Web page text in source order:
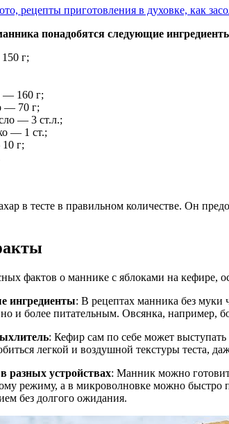
рецепты приготовления в духовке, как
понадобятся следующие
г;
— 160 г;
— 70 г;
— 3 ст.л.;
— 1 ст.;
г;
в тесте в правильном количестве. Он
фактов о маннике с яблоками на кефире,
ингредиенты: В рецептах манника без муки
и более питательным. Овсянка, например,
: Кефир сам по себе может выступать
легкой и воздушной текстуры теста,
разных устройствах: Манник можно
режиму, а в микроволновке можно быстро
без долгого ожидания.